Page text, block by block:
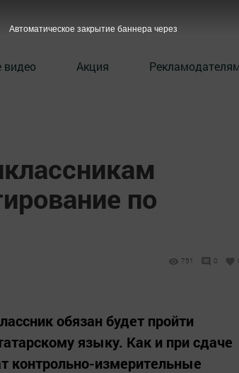
видео Акция
по
751 0
обязан будет пройти
языку. Как и при сдаче
контрольно-измерительные
Автоматическое закрытие баннера через